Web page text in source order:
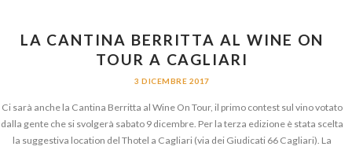
LA CANTINA BERRITTA AL WINE ON
TOUR A CAGLIARI
3 DICEMBRE 2017
Ci sarà anche la Cantina Berritta al Wine On Tour, il primo contest sul vino votato
dalla gente che si svolgerà sabato 9 dicembre. Per la terza edizione è stata scelta
la suggestiva location del Thotel a Cagliari (via dei Giudicati 66 Cagliari). La